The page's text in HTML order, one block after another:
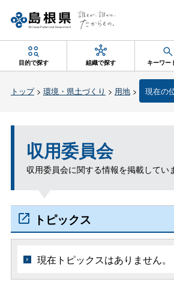
目的で探す 組織で探す キーワー
トップ> 環境・県土づくり > 用地> 現在の
収用委員会
収用委員会に関する情報を掲載してい
トピックス
現在トピックスはありません。